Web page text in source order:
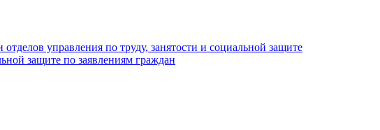
управления по труду, занятости и социальной защите
защите по заявлениям граждан